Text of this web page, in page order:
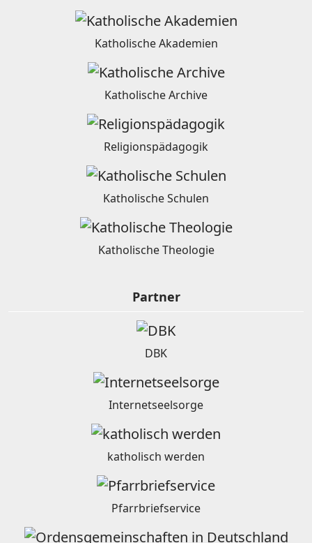
Katholische Akademien
Katholische Archive
Religionspädagogik
Katholische Schulen
Katholische Theologie
Partner
DBK
Internetseelsorge
katholisch werden
Pfarrbriefservice